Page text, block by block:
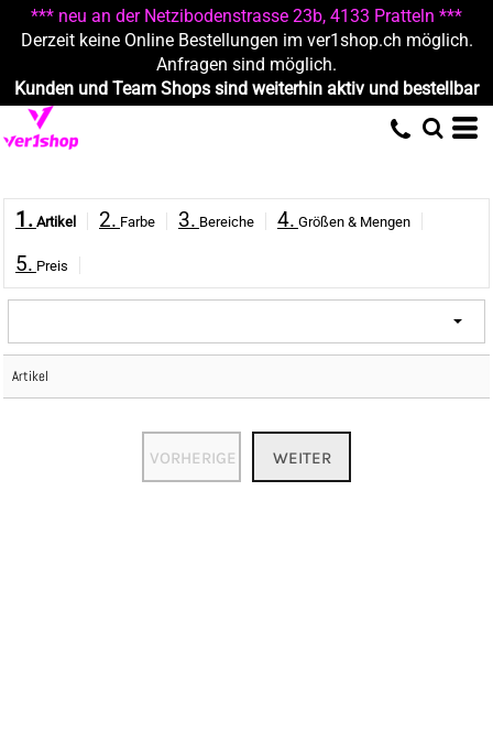
*** neu an der Netzibodenstrasse 23b, 4133 Pratteln ***
Derzeit keine Online Bestellungen im ver1shop.ch möglich.
Anfragen sind möglich.
Kunden und Team Shops sind weiterhin aktiv und bestellbar
1. Artikel 2. Farbe 3. Bereiche 4. Größen & Mengen
5. Preis
Artikel
VORHERIGE WEITER